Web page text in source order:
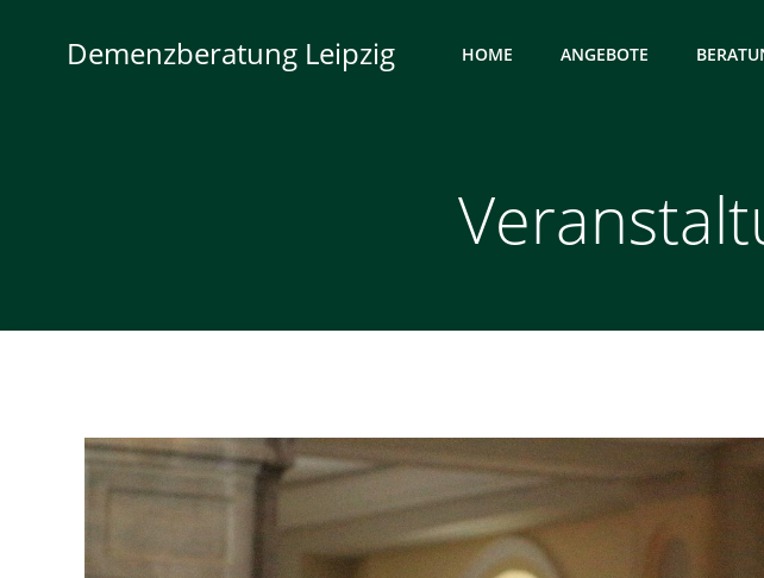
springenDemenzberatung Leipzig HOME ANGEBOTE